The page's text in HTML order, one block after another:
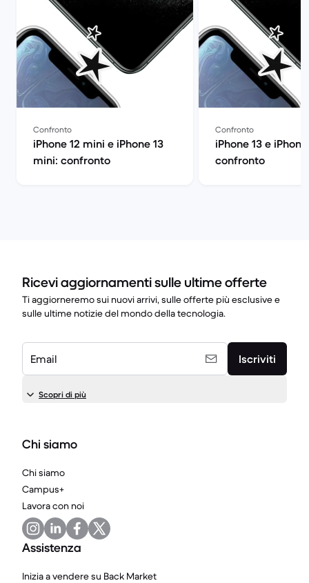
Confronto
iPhone 12 mini e iPhone 13
mini: confronto
Confronto
iPhone 13 e
confronto
Ricevi aggiornamenti sulle ultime offerte
Ti aggiorneremo sui nuovi arrivi, sulle offerte più esclusive e
sulle ultime notizie del mondo della tecnologia.
Email Iscriviti
Scopri di più
Chi siamo
Chi siamo
Campus+
Lavora con noi
Assistenza
Inizia a vendere su Back Market